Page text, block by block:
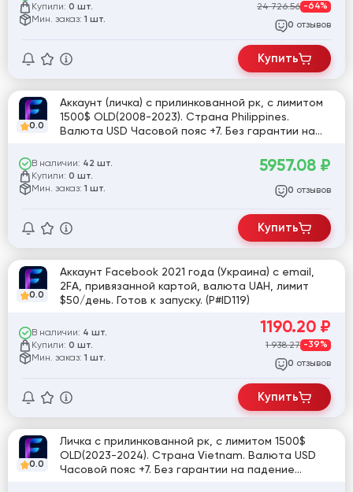
Купили: 0 шт.
Мин. заказ: 1 шт.
24 726.56 -64%
0 отзывов
Купить
0.0
Аккаунт (личка) с прилинкованной рк, с лимитом
1500$ OLD(2008-2023). Страна Philippines.
Валюта USD Часовой пояс +7. Без гарантии на
В наличии: 42 шт.
Купили: 0 шт.
Мин. заказ: 1 шт.
5957.08 ₽
0 отзывов
Купить
0.0
Аккаунт Facebook 2021 года (Украина) с email,
2FA, привязанной картой, валюта UAH, лимит
$50/день. Готов к запуску. (P#ID119)
В наличии: 4 шт.
Купили: 0 шт.
Мин. заказ: 1 шт.
1190.20 ₽
1 938.27 -39%
0 отзывов
Купить
0.0
Личка с прилинкованной рк, с лимитом 1500$
OLD(2023-2024). Страна Vietnam. Валюта USD
Часовой пояс +7. Без гарантии на падение